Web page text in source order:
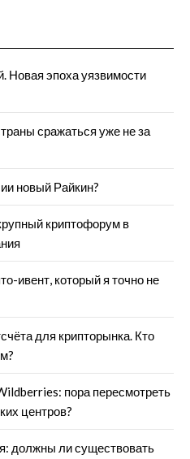
Новая эпоха уязвимости
сражаться уже не за
новый Райкин?
криптофорум в
ивент, который я точно не
для крипторынка. Кто
пора пересмотреть
центров?
должны ли существовать